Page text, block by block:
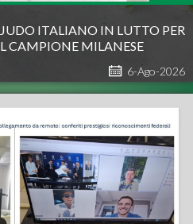
6-Ago-2026
ITALIANO IN LUTTO PER
CAMPIONE MILANESE